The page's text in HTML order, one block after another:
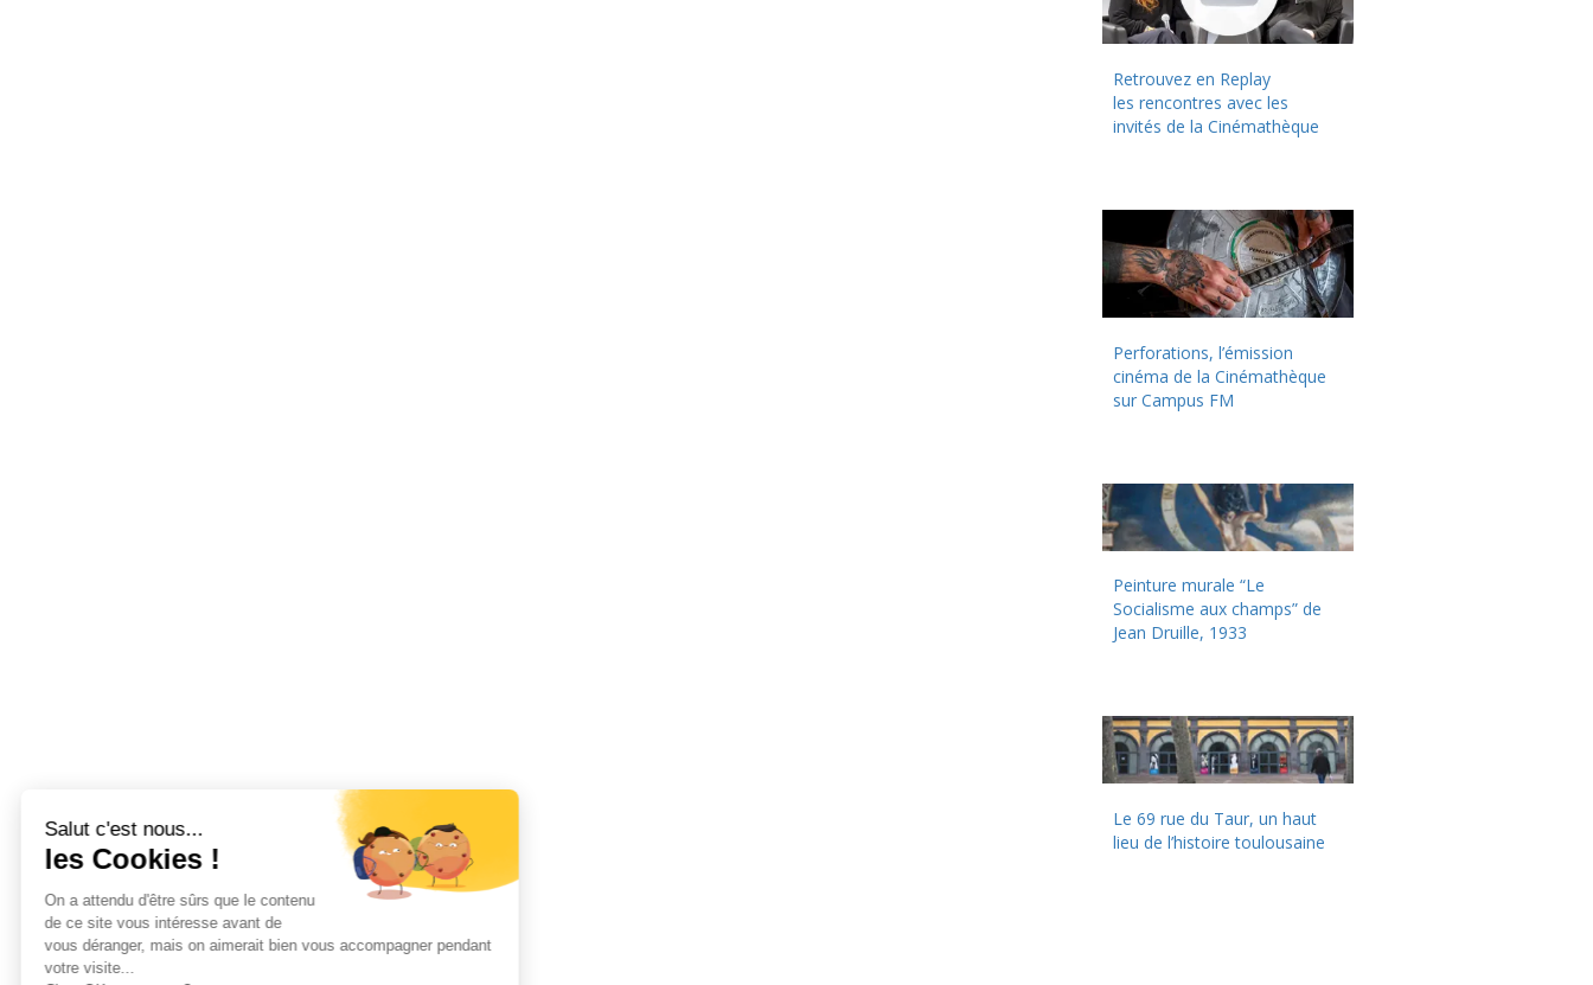
Retrouvez en Replay
les rencontres avec les
invités de la Cinémathèque
Perforations, l’émission
cinéma de la Cinémathèque
sur Campus FM
Peinture murale “Le
Socialisme aux champs” de
Jean Druille, 1933
Le 69 rue du Taur, un haut
lieu de l’histoire toulousaine